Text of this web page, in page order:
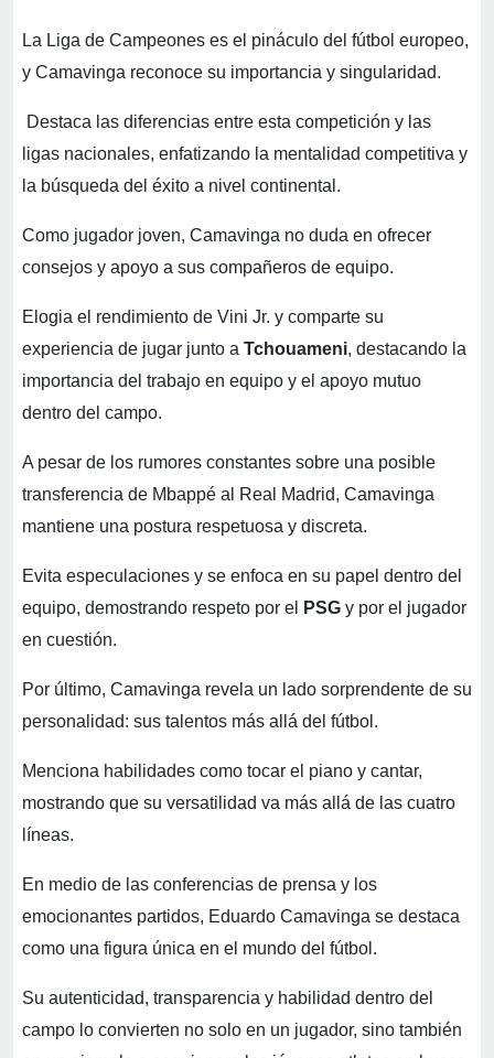
La Liga de Campeones es el pináculo del fútbol europeo,
y Camavinga reconoce su importancia y singularidad.
Destaca las diferencias entre esta competición y las
ligas nacionales, enfatizando la mentalidad competitiva y
la búsqueda del éxito a nivel continental.
Como jugador joven, Camavinga no duda en ofrecer
consejos y apoyo a sus compañeros de equipo.
Elogia el rendimiento de Vini Jr. y comparte su
experiencia de jugar junto a Tchouameni, destacando la
importancia del trabajo en equipo y el apoyo mutuo
dentro del campo.
A pesar de los rumores constantes sobre una posible
transferencia de Mbappé al Real Madrid, Camavinga
mantiene una postura respetuosa y discreta.
Evita especulaciones y se enfoca en su papel dentro del
equipo, demostrando respeto por el
PSG y por el jugador
en cuestión.
Por último, Camavinga revela un lado sorprendente de su
personalidad: sus talentos más allá del fútbol.
Menciona habilidades como tocar el piano y cantar,
mostrando que su versatilidad va más allá de las cuatro
líneas.
En medio de las conferencias de prensa y los
emocionantes partidos, Eduardo Camavinga se destaca
como una figura única en el mundo del fútbol.
Su autenticidad, transparencia y habilidad dentro del
campo lo convierten no solo en un jugador, sino también